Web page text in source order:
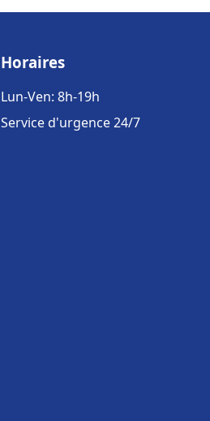
Horaires
Lun-Ven: 8h-19h
Service d'urgence 24/7